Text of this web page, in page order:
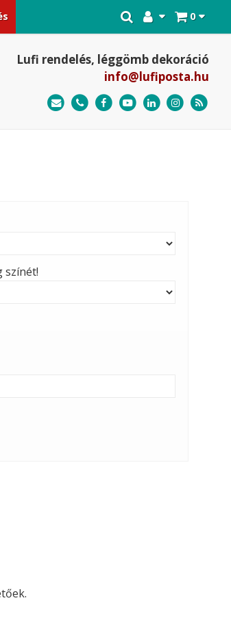
0
Lufi rendelés, léggömb dekoráció
info@lufiposta.hu
színét!